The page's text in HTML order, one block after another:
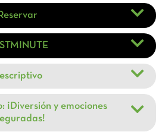
de Lascaux!
Reservar
¡Diversión y emociones